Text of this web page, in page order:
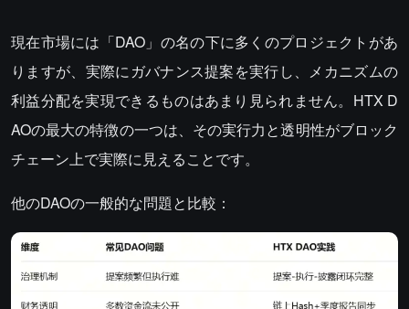
現在市場には「DAO」の名の下に多くのプロジェクトがあ
りますが、実際にガバナンス提案を実行し、メカニズムの
利益分配を実現できるものはあまり見られません。HTX D
AOの最大の特徴の一つは、その実行力と透明性がブロック
チェーン上で実際に見えることです。
他のDAOの一般的な問題と比較：